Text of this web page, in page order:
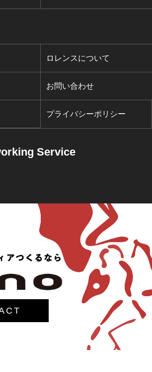
ロレンスについて
お問い合わせ
プライバシーポリシー
Service